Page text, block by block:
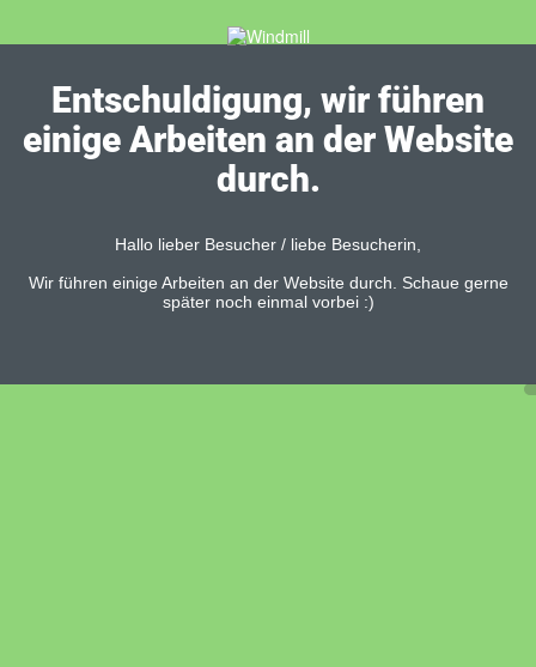
Entschuldigung, wir führen
einige Arbeiten an der Website
durch.
Hallo lieber Besucher / liebe Besucherin,
Wir führen einige Arbeiten an der Website durch. Schaue gerne
später noch einmal vorbei :)